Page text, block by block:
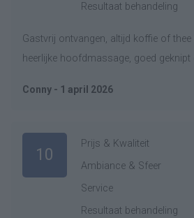
Resultaat behandeling
Gastvrij ontvangen, altijd koffie of thee
heerlijke hoofdmassage, goed geknipt
Conny - 1 april 2026
10
Prijs & Kwaliteit
Ambiance & Sfeer
Service
Resultaat behandeling